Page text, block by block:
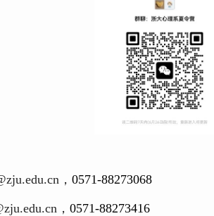
，0571-88273068
，0571-88273416